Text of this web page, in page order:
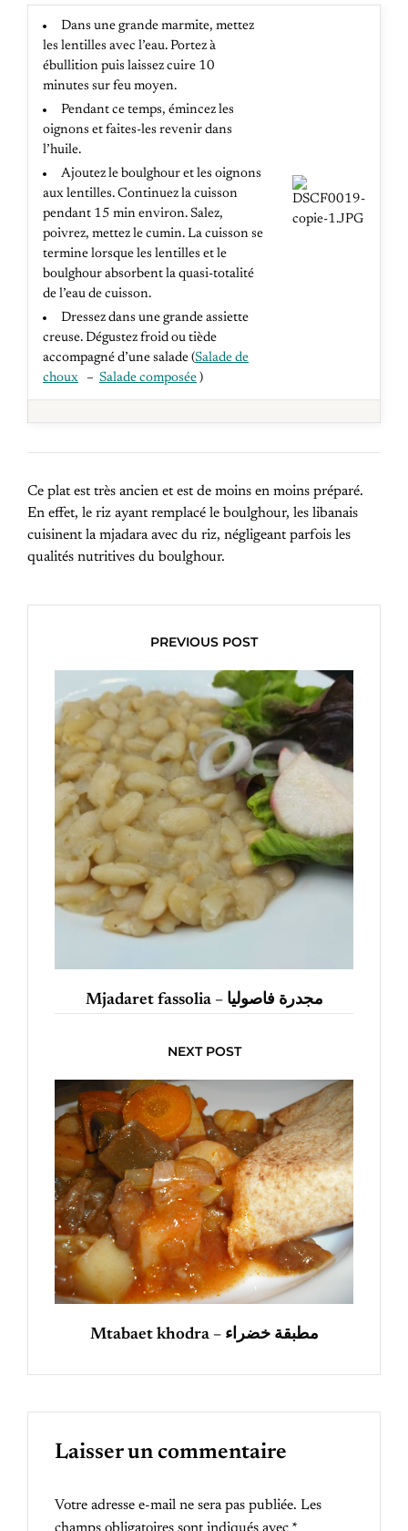
Dans une grande marmite, mettez
les lentilles avec l’eau. Portez à
ébullition puis laissez cuire 10
minutes sur feu moyen.
Pendant ce temps, émincez les
oignons et faites-les revenir dans
l’huile.
Ajoutez le boulghour et les oignons
aux lentilles. Continuez la cuisson
pendant 15 min environ. Salez,
poivrez, mettez le cumin. La cuisson se
termine lorsque les lentilles et le
boulghour absorbent la quasi-totalité
de l’eau de cuisson.
Dressez dans une grande assiette
creuse. Dégustez froid ou tiède
accompagné d’une salade (Salade de
choux – Salade composée )
Ce plat est très ancien et est de moins en moins préparé.
En effet, le riz ayant remplacé le boulghour, les libanais
cuisinent la mjadara avec du riz, négligeant parfois les
qualités nutritives du boulghour.
PREVIOUS POST
Mjadaret fassolia – مجدرة فاصوليا
NEXT POST
Mtabaet khodra – مطبقة خضراء
Laisser un commentaire
Votre adresse e-mail ne sera pas publiée. Les